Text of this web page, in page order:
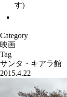
す)
Category
映画
Tag
サンタ・キアラ館
2015.4.22